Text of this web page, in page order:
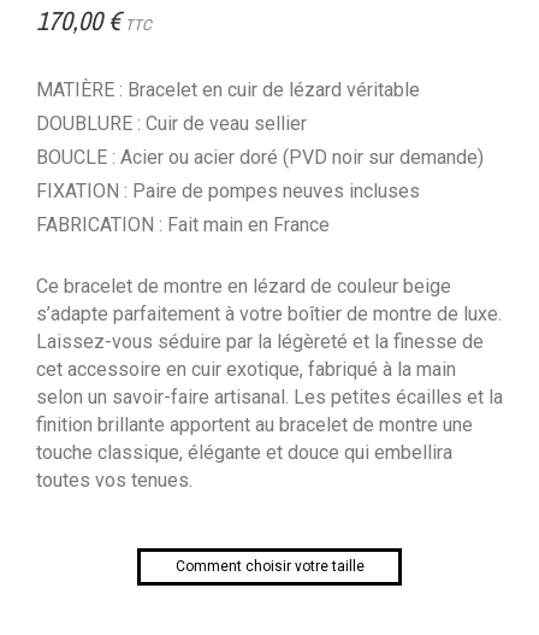
170,00 € TTC
MATIÈRE : Bracelet en cuir de lézard véritable
DOUBLURE : Cuir de veau sellier
BOUCLE : Acier ou acier doré (PVD noir sur demande)
FIXATION : Paire de pompes neuves incluses
FABRICATION : Fait main en France
Ce bracelet de montre en lézard de couleur beige
s’adapte parfaitement à votre boîtier de montre de luxe.
Laissez-vous séduire par la légèreté et la finesse de
cet accessoire en cuir exotique, fabriqué à la main
selon un savoir-faire artisanal. Les petites écailles et la
finition brillante apportent au bracelet de montre une
touche classique, élégante et douce qui embellira
toutes vos tenues.
Comment choisir votre taille